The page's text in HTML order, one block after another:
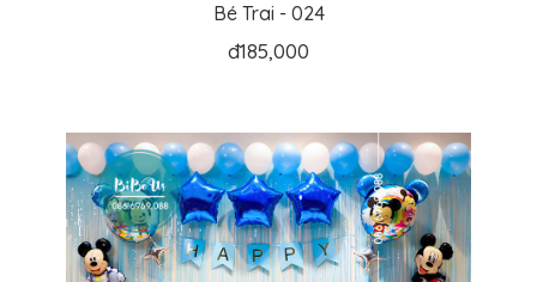
Bé Trai - 024
đ185,000